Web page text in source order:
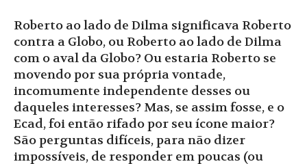
Roberto ao lado de Dilma significava Roberto
contra a Globo, ou Roberto ao lado de Dilma
com o aval da Globo? Ou estaria Roberto se
movendo por sua própria vontade,
incomumente independente desses ou
daqueles interesses? Mas, se assim fosse, e o
Ecad, foi então rifado por seu ícone maior?
São perguntas difíceis, para não dizer
impossíveis, de responder em poucas (ou